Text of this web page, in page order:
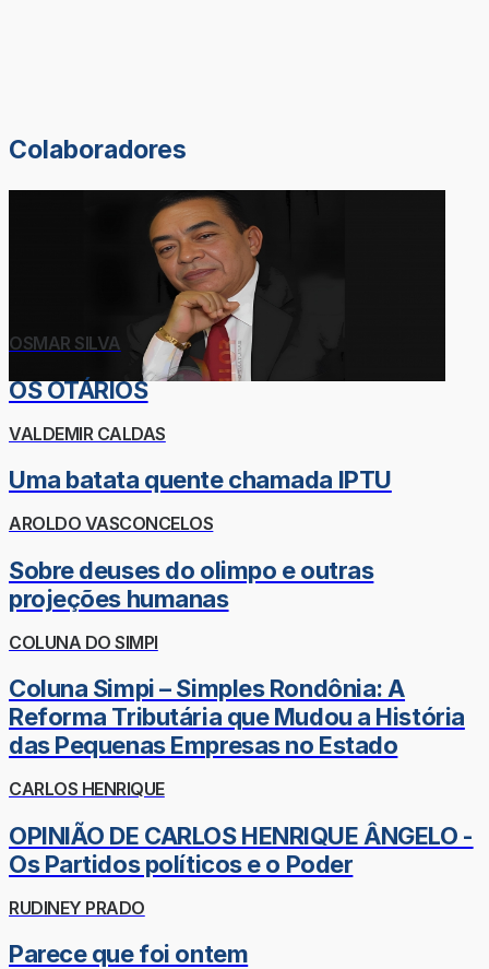
Colaboradores
OSMAR SILVA
OS OTÁRIOS
VALDEMIR CALDAS
Uma batata quente chamada IPTU
AROLDO VASCONCELOS
Sobre deuses do olimpo e outras
projeções humanas
COLUNA DO SIMPI
Coluna Simpi – Simples Rondônia: A
Reforma Tributária que Mudou a História
das Pequenas Empresas no Estado
CARLOS HENRIQUE
OPINIÃO DE CARLOS HENRIQUE ÂNGELO -
Os Partidos políticos e o Poder
RUDINEY PRADO
Parece que foi ontem